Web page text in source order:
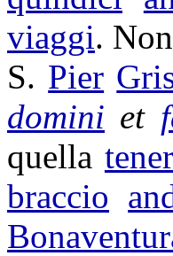
viaggi.
S. Pier
domini et
quella
braccio